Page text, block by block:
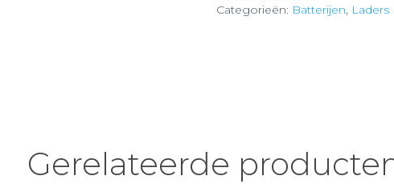
Categorieën: Batterijen, Laders
Gerelateerde